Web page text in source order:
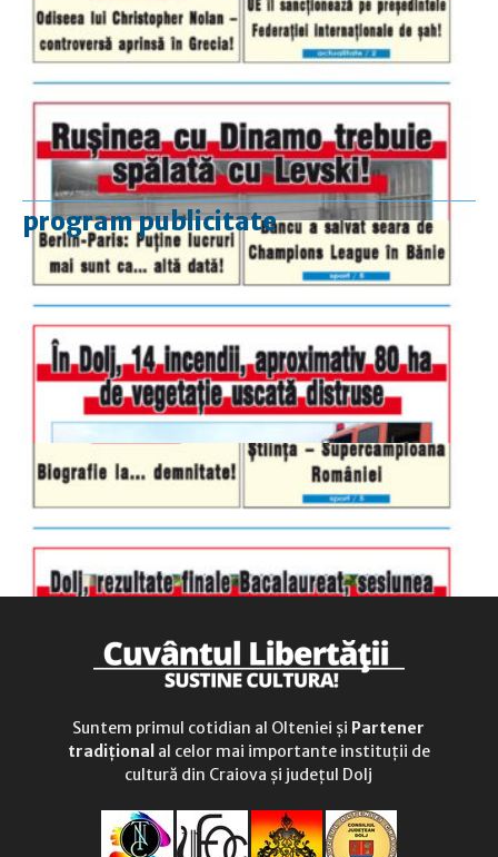
program publicitate
luni-vineri
9.00 - 17.00
duminică
9.00 - 12.00
Suntem primul cotidian al Olteniei și Partener
tradițional al celor mai importante instituții de
cultură din Craiova și județul Dolj